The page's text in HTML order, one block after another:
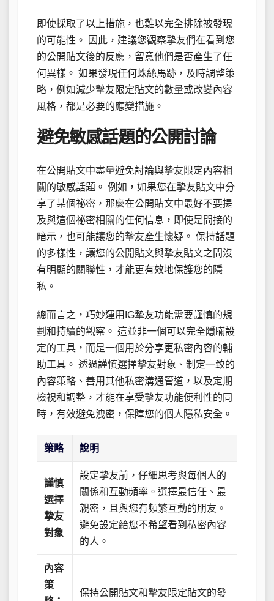
即使採取了以上措施，也難以完全排除被發現
的可能性。 因此，建議您觀察摯友們在看到您
的公開貼文後的反應，留意他們是否產生了任
何異樣。 如果發現任何蛛絲馬跡，及時調整策
略，例如減少摯友限定貼文的數量或改變內容
風格，都是必要的應變措施。
避免敏感話題的公開討論
在公開貼文中盡量避免討論與摯友限定內容相
關的敏感話題。 例如，如果您在摯友貼文中分
享了某個祕密，那麼在公開貼文中最好不要提
及與這個祕密相關的任何信息，即使是間接的
暗示，也可能讓您的摯友產生懷疑。 保持話題
的多樣性，讓您的公開貼文與摯友貼文之間沒
有明顯的關聯性，才能更有效地保護您的隱
私。
總而言之，巧妙運用IG摯友功能需要謹慎的規
劃和持續的觀察。 這並非一個可以完全隱瞞設
定的工具，而是一個用於分享更私密內容的輔
助工具。 透過謹慎選擇摯友對象、制定一致的
內容策略、善用其他私密溝通管道，以及定期
檢視和調整，才能在享受摯友功能便利性的同
時，有效避免洩密，保障您的個人隱私安全。
策略 說明
謹慎
選擇
摯友
對象
設定摯友前，仔細思考與每個人的
關係和互動頻率。選擇最信任、最
親密，且與您有頻繁互動的朋友。
避免設定給您不希望看到私密內容
的人。
內容
策
保持公開貼文和摯友限定貼文的發